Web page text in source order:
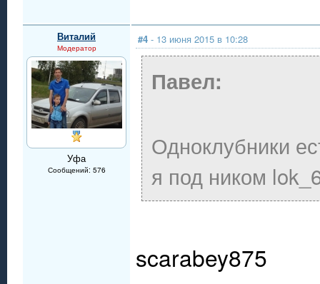
Виталий
Модератор
Уфа
Сообщений: 576
#4 - 13 июня 2015 в 10:28
Павел:
Одноклубники
я под ником
scarabey875